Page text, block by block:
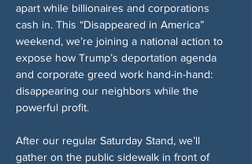
apart while billionaires and corporations
cash in. This “Disappeared in America”
weekend, we’re joining a national action to
expose how Trump’s deportation agenda
and corporate greed work hand-in-hand:
disappearing our neighbors while the
powerful profit.
After our regular Saturday Stand, we’ll
gather on the public sidewalk in front of